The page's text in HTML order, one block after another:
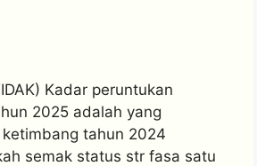
Kadar peruntukan
2025 adalah yang
tahun 2024
semak status str fasa satu